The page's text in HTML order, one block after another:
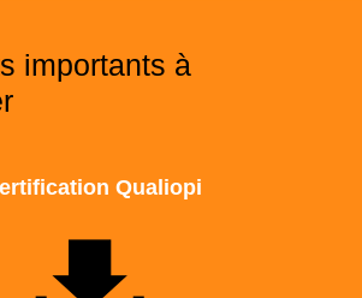
importants à
Qualiopi